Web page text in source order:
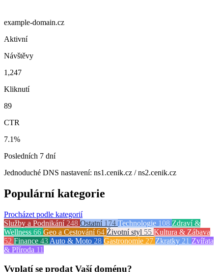
example-domain.cz
Aktivní
Návštěvy
1,247
Kliknutí
89
CTR
7.1%
Posledních 7 dní
Jednoduché DNS nastavení: ns1.cenik.cz / ns2.cenik.cz
Populární kategorie
Procházet podle kategorií
Služby a Podnikání 248 Ostatní 174 Technologie 108 Zdraví &
Wellness 66 Geo a Cestování 64 Životní styl 55 Kultura & Zábava
52 Finance 43 Auto & Moto 28 Gastronomie 27 Zkratky 21 Zvířata
& Příroda 11
Vyplatí se prodat Vaší doménu?